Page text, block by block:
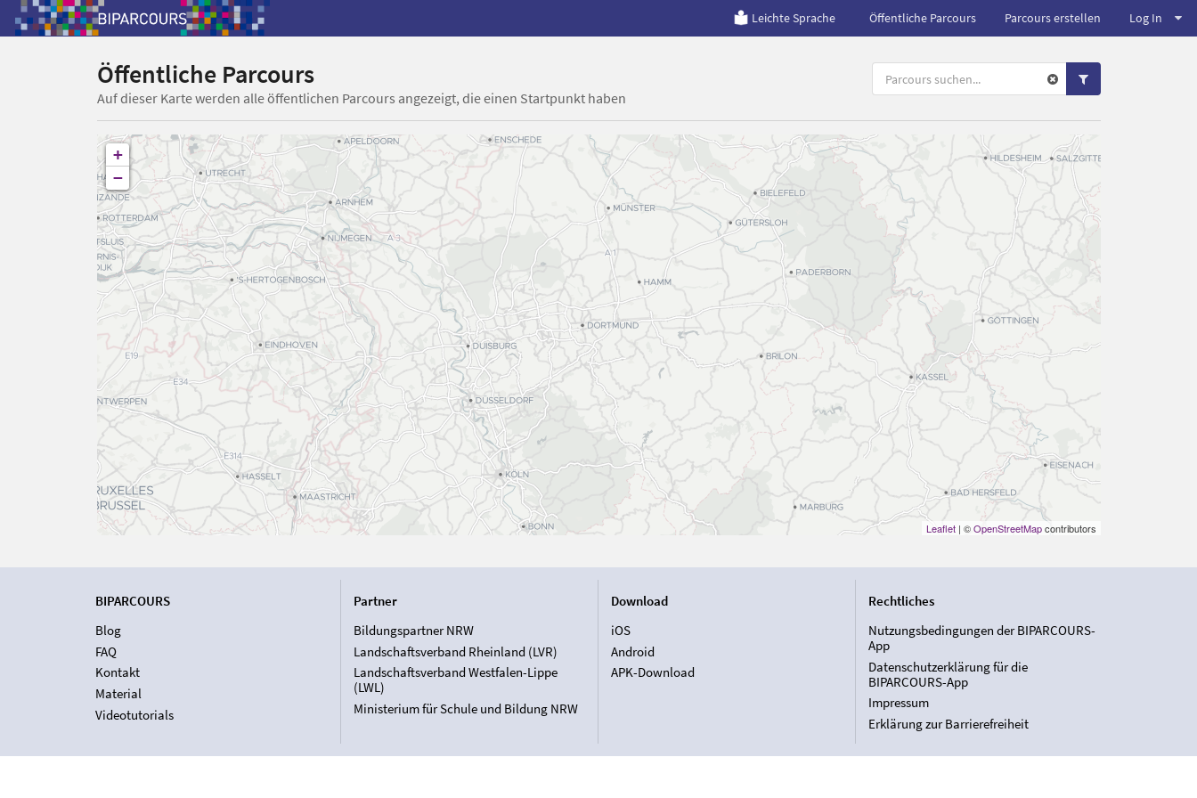
Leichte Sprache Öffentliche Parcours Parcours erstellen Log In
Öffentliche Parcours
Auf dieser Karte werden alle öffentlichen Parcours angezeigt, die einen Startpunkt haben
+
−
Leaflet| ©OpenStreetMapcontributors
BIPARCOURS
Blog
FAQ
Kontakt
Material
Videotutorials
Partner
Bildungspartner NRW
Landschaftsverband Rheinland (LVR)
Landschaftsverband Westfalen-Lippe
(LWL)
Ministerium für Schule und Bildung NRW
Download
iOS
Android
APK-Download
Rechtliches
Nutzungsbedingungen der BIPARCOURS-
App
Datenschutzerklärung für die
BIPARCOURS-App
Impressum
Erklärung zur Barrierefreiheit